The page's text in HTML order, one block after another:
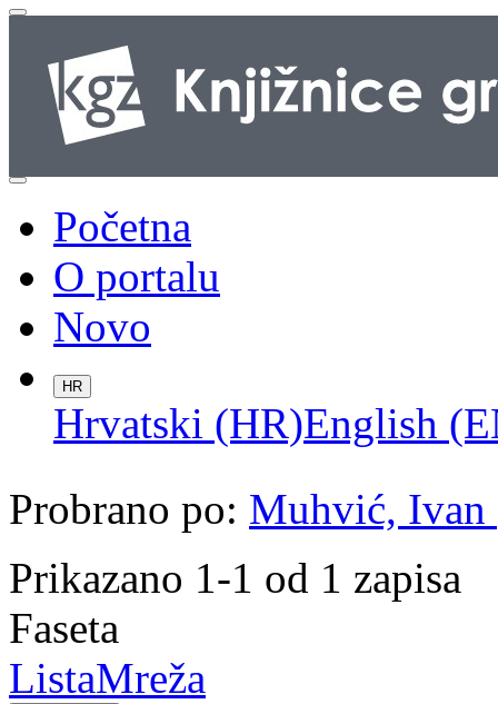
Početna
O portalu
Novo
HR
Hrvatski (HR)English
Probrano po: Muhvić, Ivan
Prikazano 1-1 od 1 zapisa
Faseta
ListaMreža